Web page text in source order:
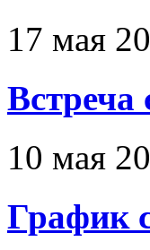
17 мая
Встреча
10 мая
График